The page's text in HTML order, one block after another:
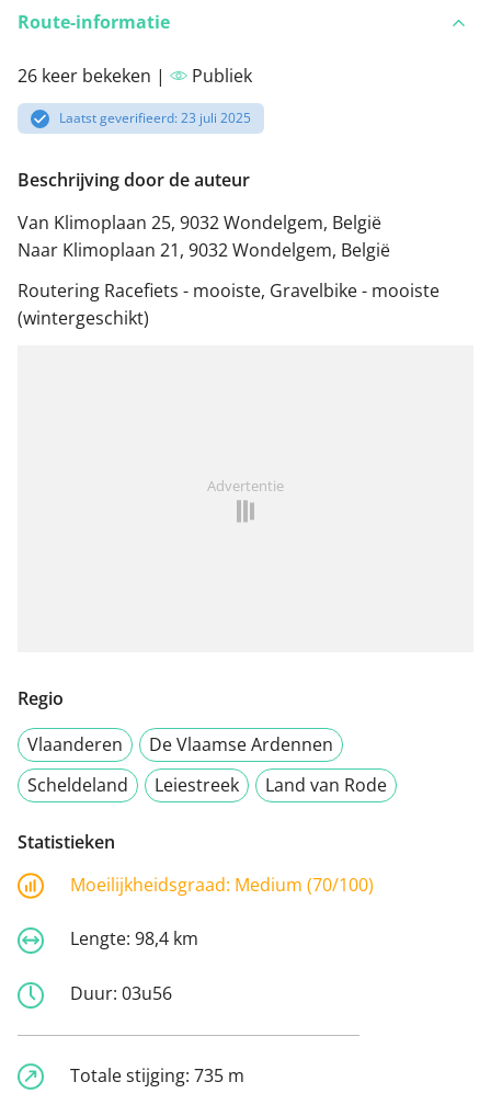
Route-informatie
26 keer bekeken | Publiek
Laatst geverifieerd: 23 juli 2025
Beschrijving door de auteur
Van Klimoplaan 25, 9032 Wondelgem, België
Naar Klimoplaan 21, 9032 Wondelgem, België
Routering Racefiets - mooiste, Gravelbike - mooiste
(wintergeschikt)
Advertentie
Regio
Vlaanderen
De Vlaamse Ardennen
Scheldeland
Leiestreek Land van Rode
Statistieken
Moeilijkheidsgraad: Medium (70/100)
Lengte: 98,4 km
Duur: 03u56
Totale stijging: 735 m